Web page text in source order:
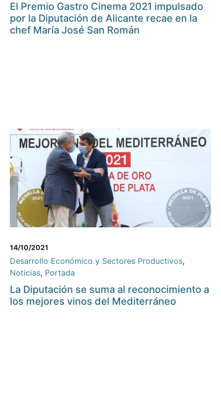
El Premio Gastro Cinema 2021 impulsado
por la Diputación de Alicante recae en la
chef María José San Román
14/10/2021
Desarrollo Económico y Sectores Productivos,
Noticias, Portada
La Diputación se suma al reconocimiento a
los mejores vinos del Mediterráneo